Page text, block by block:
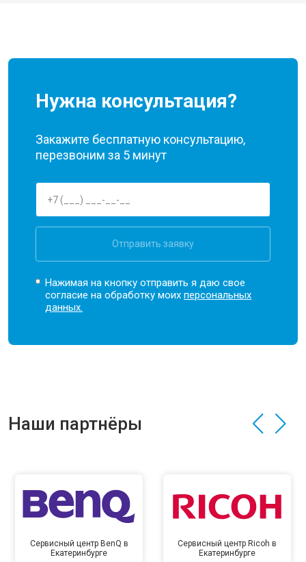
Нужна консультация?
Закажите бесплатную консультацию,
перезвоним за 5 минут
Отправить заявку
Нажимая на кнопку отправить я даю свое
согласие на обработку моихперсональных
данных.
Наши партнёры
Сервисный центр BenQ в
Екатеринбурге
Сервисный центр Ricoh в
Екатеринбурге